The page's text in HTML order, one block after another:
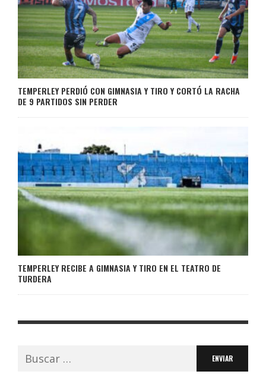
TEMPERLEY PERDIÓ CON GIMNASIA Y TIRO Y CORTÓ LA RACHA
DE 9 PARTIDOS SIN PERDER
TEMPERLEY RECIBE A GIMNASIA Y TIRO EN EL TEATRO DE
TURDERA
Buscar: